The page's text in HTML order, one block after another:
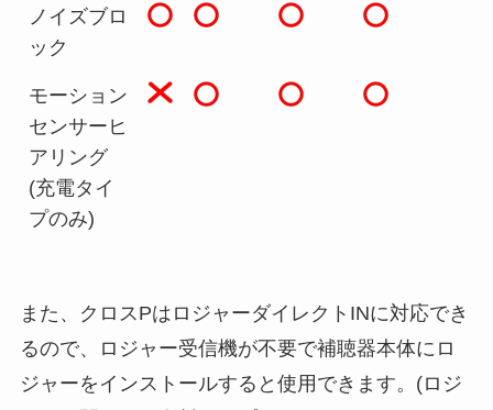
ノイズブロ
ック
モーション
センサーヒ
アリング
(充電タイ
プのみ)
また、クロスPはロジャーダイレクトINに対応でき
るので、ロジャー受信機が不要で補聴器本体にロ
ジャーをインストールすると使用できます。(ロジ